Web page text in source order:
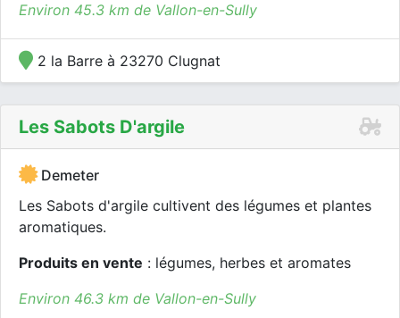
Environ 45.3 km de Vallon-en-Sully
2 la Barre à 23270 Clugnat
Les Sabots D'argile
Demeter
Les Sabots d'argile cultivent des légumes et plantes
aromatiques.
Produits en vente : légumes, herbes et aromates
Environ 46.3 km de Vallon-en-Sully